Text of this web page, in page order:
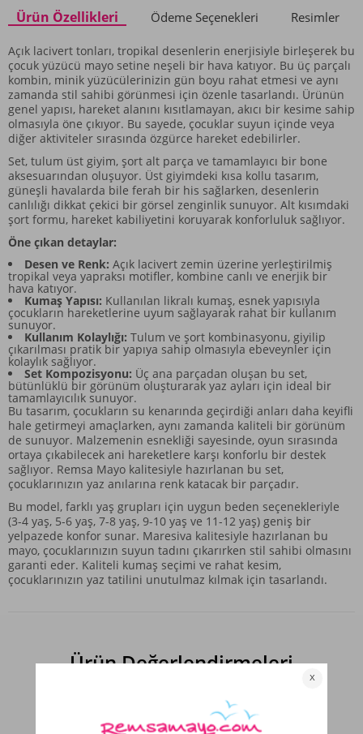
Ürün Özellikleri Ödeme Seçenekleri Resimler
Açık lacivert tonları, tropikal desenlerin enerjisiyle birleşerek bu
çocuk yüzücü mayo setine neşeli bir hava katıyor. Bu üç parçalı
kombin, minik yüzücülerinizin gün boyu rahat etmesi ve aynı
zamanda stil sahibi görünmesi için özenle tasarlandı. Ürünün
genel yapısı, hareket alanını kısıtlamayan, akıcı bir kesime sahip
olmasıyla öne çıkıyor. Bu sayede, çocuklar suyun içinde veya
diğer aktiviteler sırasında özgürce hareket edebilirler.
Set, tulum üst giyim, şort alt parça ve tamamlayıcı bir bone
aksesuarından oluşuyor. Üst giyimdeki kısa kollu tasarım,
güneşli havalarda bile ferah bir his sağlarken, desenlerin
canlılığı dikkat çekici bir görsel zenginlik sunuyor. Alt kısımdaki
şort formu, hareket kabiliyetini koruyarak konforluluk sağlıyor.
Öne çıkan detaylar:
Desen ve Renk: Açık lacivert zemin üzerine yerleştirilmiş
tropikal veya yapraksı motifler, kombine canlı ve enerjik bir
hava katıyor.
Kumaş Yapısı: Kullanılan likralı kumaş, esnek yapısıyla
çocukların hareketlerine uyum sağlayarak rahat bir kullanım
sunuyor.
Kullanım Kolaylığı: Tulum ve şort kombinasyonu, giyilip
çıkarılması pratik bir yapıya sahip olmasıyla ebeveynler için
kolaylık sağlıyor.
Set Kompozisyonu: Üç ana parçadan oluşan bu set,
bütünlüklü bir görünüm oluşturarak yaz ayları için ideal bir
tamamlayıcılık sunuyor.
Bu tasarım, çocukların su kenarında geçirdiği anları daha keyifli
hale getirmeyi amaçlarken, aynı zamanda kaliteli bir görünüm
de sunuyor. Malzemenin esnekliği sayesinde, oyun sırasında
ortaya çıkabilecek ani hareketlere karşı konforlu bir destek
sağlıyor. Remsa Mayo kalitesiyle hazırlanan bu set,
çocuklarınızın yaz anılarına renk katacak bir parçadır.
Bu model, farklı yaş grupları için uygun beden seçenekleriyle
(3-4 yaş, 5-6 yaş, 7-8 yaş, 9-10 yaş ve 11-12 yaş) geniş bir
yelpazede konfor sunar. Maresiva kalitesiyle hazırlanan bu
mayo, çocuklarınızın suyun tadını çıkarırken stil sahibi olmasını
garanti eder. Kaliteli kumaş seçimi ve rahat kesim,
çocuklarınızın yaz tatilini unutulmaz kılmak için tasarlandı.
Ürün Değerlendirmeleri